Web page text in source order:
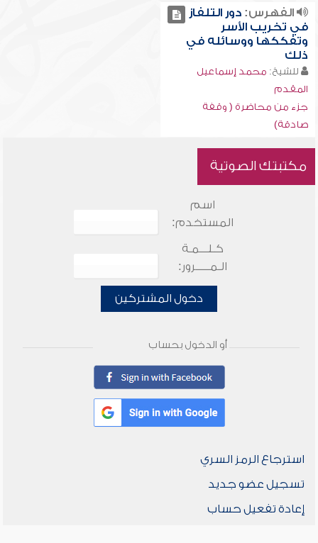
الفهرس:دور التلفاز
في تخريب الأسر
وتفككها ووسائله في
ذلك
للشيخ: محمد إسماعيل
المقدم
جزء من محاضرة ( وقفة
صادقة)
مكتبتك الصوتية
اسم
المستخدم:
كـلـــمـة
الـمـــــرور:
دخول المشتركين
أو الدخول بحساب
استرجاع الرمز السري
تسجيل عضو جديد
إعادة تفعيل حساب